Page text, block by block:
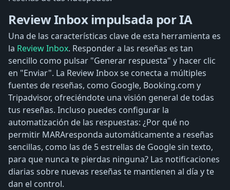
Review Inbox impulsada por IA
Una de las características clave de esta herramienta es
la Review Inbox. Responder a las reseñas es tan
sencillo como pulsar "Generar respuesta" y hacer clic
en "Enviar". La Review Inbox se conecta a múltiples
fuentes de reseñas, como Google, Booking.com y
Tripadvisor, ofreciéndote una visión general de todas
tus reseñas. Incluso puedes configurar la
automatización de las respuestas: ¿Por qué no
permitir MARAresponda automáticamente a reseñas
sencillas, como las de 5 estrellas de Google sin texto,
para que nunca te pierdas ninguna? Las notificaciones
diarias sobre nuevas reseñas te mantienen al día y te
dan el control.